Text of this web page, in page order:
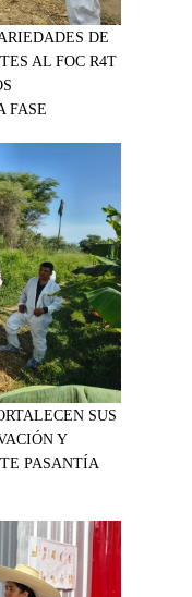
DE
AL FOC R4T
FASE
SUS
Y
PASANTÍA